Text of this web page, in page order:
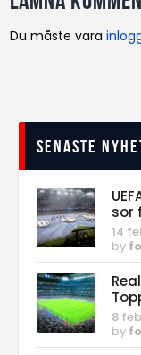
Du måste vara
Senaste
sor
14
by
8
by